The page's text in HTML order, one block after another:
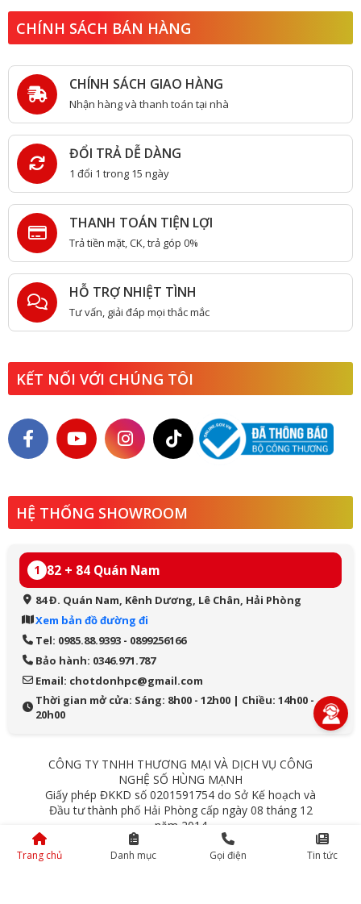
CHÍNH SÁCH BÁN HÀNG
CHÍNH SÁCH GIAO HÀNG
Nhận hàng và thanh toán tại nhà
ĐỔI TRẢ DỄ DÀNG
1 đổi 1 trong 15 ngày
THANH TOÁN TIỆN LỢI
Trả tiền mặt, CK, trả góp 0%
HỖ TRỢ NHIỆT TÌNH
Tư vấn, giải đáp mọi thắc mắc
KẾT NỐI VỚI CHÚNG TÔI
HỆ THỐNG SHOWROOM
1 82 + 84 Quán Nam
84 Đ. Quán Nam, Kênh Dương, Lê Chân, Hải Phòng
Xem bản đồ đường đi
Tel: 0985.88.9393 - 0899256166
Bảo hành: 0346.971.787
Email: chotdonhpc@gmail.com
Thời gian mở cửa: Sáng: 8h00 - 12h00 | Chiều: 14h00 -
20h00
CÔNG TY TNHH THƯƠNG MẠI VÀ DỊCH VỤ CÔNG
NGHỆ SỐ HÙNG MẠNH
Giấy phép ĐKKD số 0201591754 do Sở Kế hoạch và
Đầu tư thành phố Hải Phòng cấp ngày 08 tháng 12
năm 2014
84 Quán Nam - Lê Chân - Hải Phòng
Trang chủ Danh mục Gọi điện Tin tức